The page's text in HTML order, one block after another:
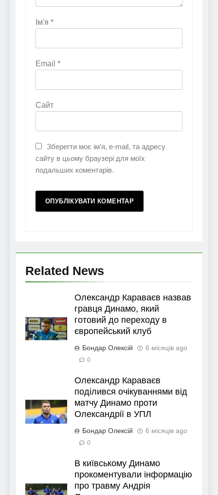
Ім'я *
Email *
Сайт
Зберегти моє ім'я, e-mail, та адресу
сайту в цьому браузері для моїх
подальших коментарів.
Related News
Олександр Караваєв назвав
гравця Динамо, який
готовий до переходу в
європейський клуб
Бондар Олексій 6 місяців ago
0
Олександр Караваєв
поділився очікуваннями від
матчу Динамо проти
Олександрії в УПЛ
Бондар Олексій 6 місяців ago
0
В київському Динамо
прокоментували інформацію
про травму Андрія